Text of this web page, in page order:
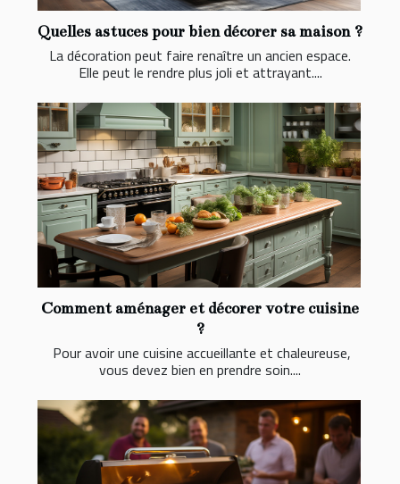
Quelles astuces pour bien décorer sa maison ?
La décoration peut faire renaître un ancien espace.
Elle peut le rendre plus joli et attrayant....
Comment aménager et décorer votre cuisine
?
Pour avoir une cuisine accueillante et chaleureuse,
vous devez bien en prendre soin....